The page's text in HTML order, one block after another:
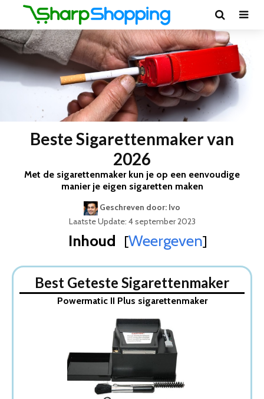
Beste Sigarettenmaker van
2026
Met de sigarettenmaker kun je op een eenvoudige
manier je eigen sigaretten maken
Geschreven door: Ivo
Laatste Update: 4 september 2023
Inhoud [Weergeven]
1. Powermatic II Plus sigarettenmaker
2. Powermatic mini, handmatige sigarettenmachine
3. Elektrische Sigarettenmaker
4. Powerfiller 3 sigarettenmaker
5. Elektrische sigarettenstopmachine
Wat is de beste Sigarettenmaker van 2026
1. Beste Sigarettenmaker van 2026
2. Beste Budget Sigarettenmaker van 2026
Best Geteste Sigarettenmaker
Powermatic II Plus sigarettenmaker